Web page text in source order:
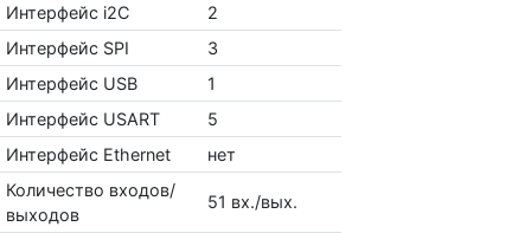
Интерфейс i2C
2
Интерфейс SPI
3
Интерфейс USB
1
Интерфейс USART
5
Интерфейс Ethernet
нет
Количество входов/
выходов
51 вх./вых.